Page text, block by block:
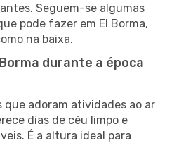
Seguem-se algumas
pode fazer em El Borma,
na baixa.
durante a época
que adoram atividades ao ar
dias de céu limpo e
É a altura ideal para